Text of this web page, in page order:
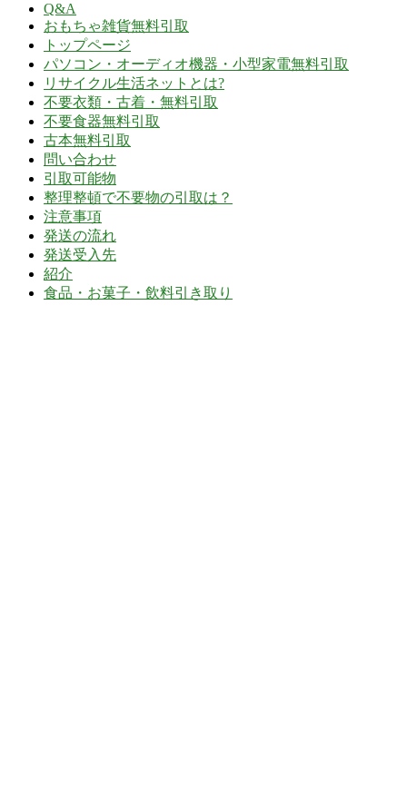
Q&A
おもちゃ雑貨無料引取
トップページ
パソコン・オーディオ機器・小型家電無料引取
リサイクル生活ネットとは?
不要衣類・古着・無料引取
不要食器無料引取
古本無料引取
問い合わせ
引取可能物
整理整頓で不要物の引取は？
注意事項
発送の流れ
発送受入先
紹介
食品・お菓子・飲料引き取り